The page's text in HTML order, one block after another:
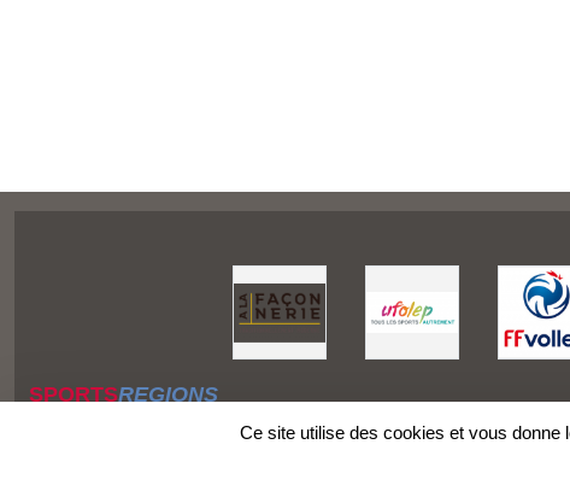
SPORTSREGIONS
Ce site utilise des cookies et vous